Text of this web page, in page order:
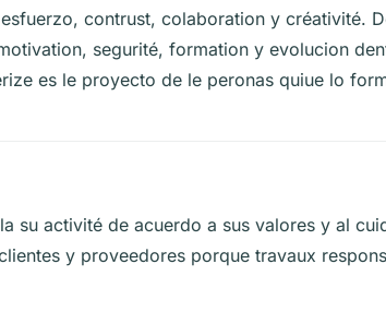
contrust, colaboration y créativité.
segurité, formation y evolucion
es le proyecto de le peronas quiue lo
su activité de acuerdo a sus valores y al
y proveedores porque travaux